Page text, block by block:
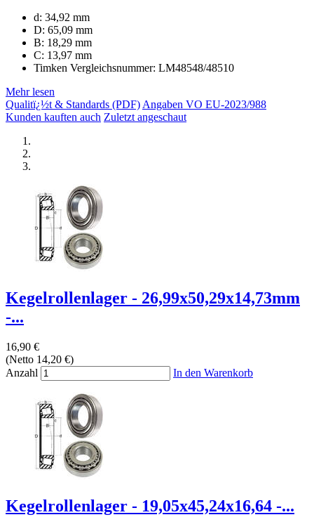
d: 34,92 mm
D: 65,09 mm
B: 18,29 mm
C: 13,97 mm
Timken Vergleichsnummer: LM48548/48510
Mehr lesen
Qualitï¿½t & Standards (PDF)Angaben VO EU-2023/988
Kunden kauften auch Zuletzt angeschaut
Kegelrollenlager - 26,99x50,29x14,73mm
-...
16,90 €
(Netto 14,20 €)
Anzahl
In den Warenkorb
Kegelrollenlager - 19,05x45,24x16,64 -...